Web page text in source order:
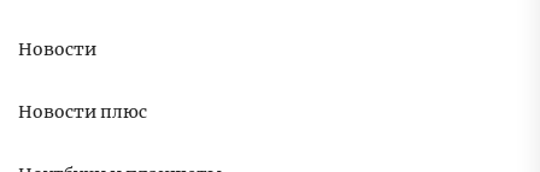
Новости
Новости плюс